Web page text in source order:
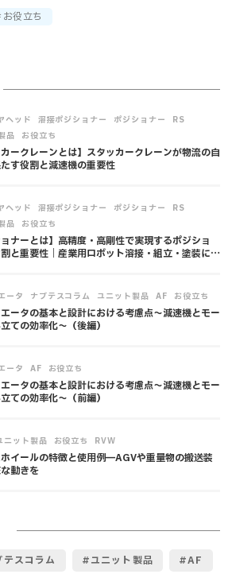
お役立ち
カークレーンとは】スタッカークレーンが物流の自
す役割と減速機の重要性
ヘッド 溶接ポジショナー ポジショナー RS
品 お役立ち
ョナーとは】高精度・高剛性で実現するポジショ
と重要性｜産業用ロボット溶接・組立・塗装にお
ヘッド 溶接ポジショナー ポジショナー RS
品 お役立ち
ータの基本と設計における考慮点～減速機とモー
ての効率化～（後編）
ータ ナブテスコラム ユニット製品 AF お役立ち
ータの基本と設計における考慮点～減速機とモー
ての効率化～（前編）
ータ AF お役立ち
イールの特徴と使用例―AGVや重量物の搬送装
動きを
ニット製品 お役立ち RVW
テスコラム ユニット製品
AF